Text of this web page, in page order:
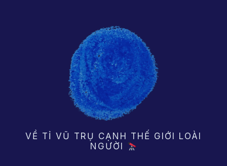
VỀ TỈ VŨ TRỤ CẠNH THẾ GIỚI LOÀI
NGƯỜI